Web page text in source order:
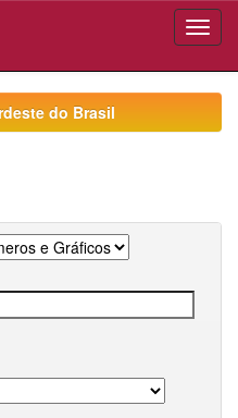
do Brasil